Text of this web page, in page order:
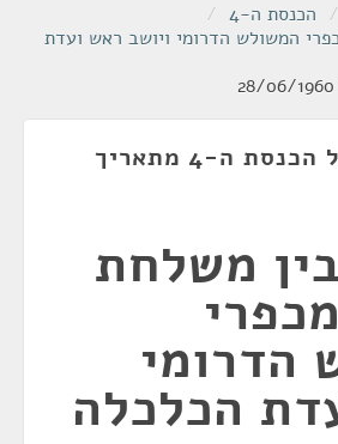
/ הכנסת ה-4
/
המשולש הדרומי ויושב ראש ועדת
ישיבת ועדה של הכנסת ה-4 מתאריך
משלחת
הדרומי
הכלכלה